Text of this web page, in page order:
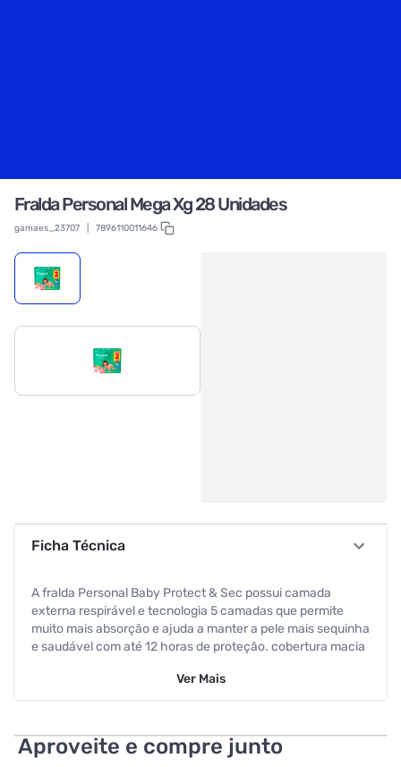
Fralda Personal Mega Xg 28 Unidades
gamaes_23707 7896110011646
Ficha Técnica
A fralda Personal Baby Protect & Sec possui camada
externa respirável e tecnologia 5 camadas que permite
muito mais absorção e ajuda a manter a pele mais sequinha
e saudável com até 12 horas de proteção. cobertura macia
Tamanho XG
Ver Mais
Aproveite e compre junto